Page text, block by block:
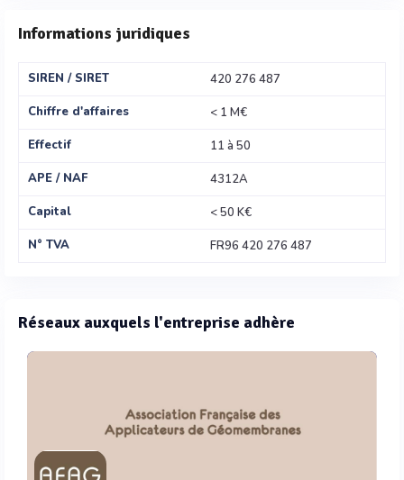
Informations juridiques
SIREN / SIRET
420 276 487
Chiffre d'affaires
< 1 M€
Effectif
11 à 50
APE / NAF
4312A
Capital
< 50 K€
N° TVA
FR96 420 276 487
Réseaux auxquels l'entreprise adhère